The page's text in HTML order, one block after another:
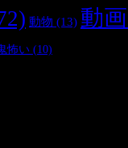
動物 (13) 動画
怖い (10)